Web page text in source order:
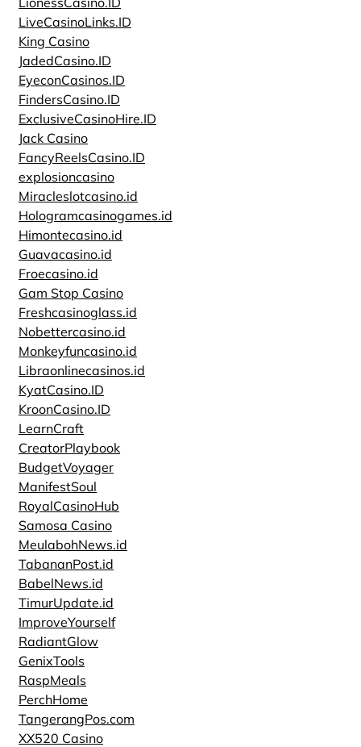
LiveCasinoLinks.ID
King Casino
JadedCasino.ID
EyeconCasinos.ID
FindersCasino.ID
ExclusiveCasinoHire.ID
Jack Casino
FancyReelsCasino.ID
explosioncasino
Miracleslotcasino.id
Hologramcasinogames.id
Himontecasino.id
Guavacasino.id
Froecasino.id
Gam Stop Casino
Freshcasinoglass.id
Nobettercasino.id
Monkeyfuncasino.id
Libraonlinecasinos.id
KyatCasino.ID
KroonCasino.ID
LearnCraft
CreatorPlaybook
BudgetVoyager
ManifestSoul
RoyalCasinoHub
Samosa Casino
MeulabohNews.id
TabananPost.id
BabelNews.id
TimurUpdate.id
ImproveYourself
RadiantGlow
GenixTools
RaspMeals
PerchHome
TangerangPos.com
XX520 Casino